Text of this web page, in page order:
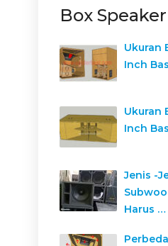
Box Speaker
Ukuran
Inch
Ukuran
Inch
Jenis -
Harus …